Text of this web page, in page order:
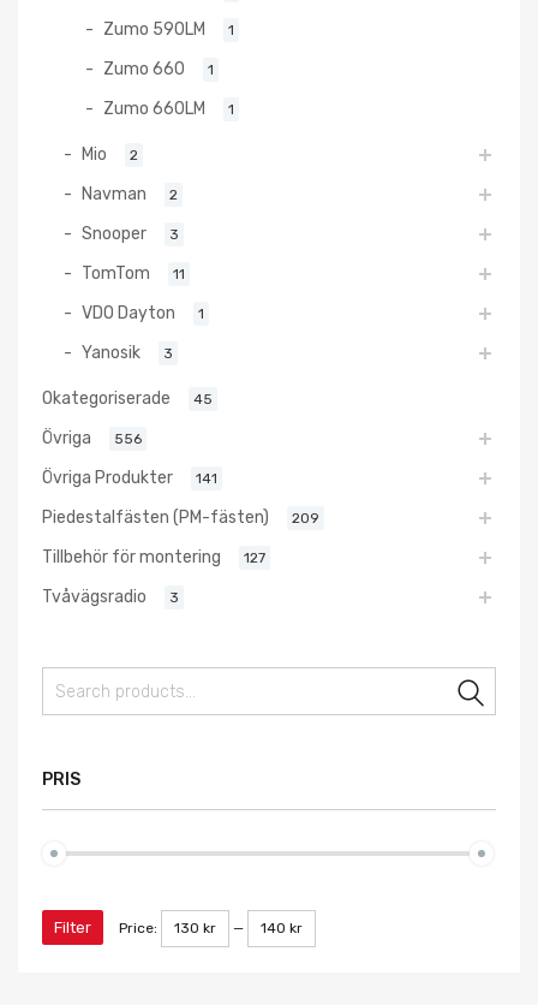
Zumo 590LM 1
Zumo 660 1
Zumo 660LM 1
Mio 2
Navman 2
Snooper 3
TomTom 11
VDO Dayton 1
Yanosik 3
Okategoriserade 45
Övriga 556
Övriga Produkter 141
Piedestalfästen (PM-fästen) 209
Tillbehör för montering 127
Tvåvägsradio 3
PRIS
Filter Price: 130 kr — 140 kr